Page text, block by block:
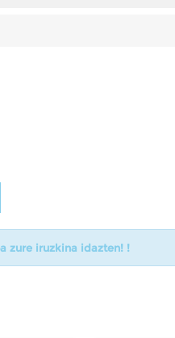
zure iruzkina idazten! !